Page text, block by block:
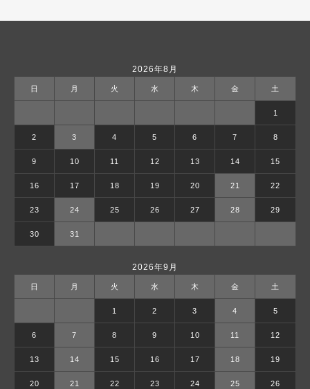
2026年8月
日 月 火 水 木 金 土
1
2 3 4 5 6 7 8
9 10 11 12 13 14 15
16 17 18 19 20 21 22
23 24 25 26 27 28 29
30 31
2026年9月
日 月 火 水 木 金 土
1 2 3 4 5
6 7 8 9 10 11 12
13 14 15 16 17 18 19
20 21 22 23 24 25 26